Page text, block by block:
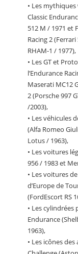
• Les
Classic
512 M / 1971 et
Racing 2
RHAM-1 / 1977),
• Les GT et
l’Endurance
Maserati MC12
2 (Porsche 997
/2003),
• Les véhicules
(Alfa Romeo
Lotus / 1963),
• Les voitures
956 / 1983 et
• Les voitures
d’Europe de
(FordEscort RS
• Les cylindrées
Endurance
1963),
• Les icônes